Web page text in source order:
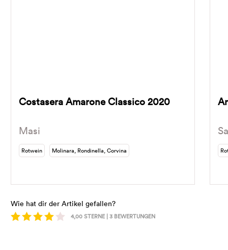
Costasera Amarone Classico 2020
Masi
Rotwein Molinara, Rondinella, Corvina
Wie hat dir der Artikel gefallen?
4,00STERNE | 3 BEWERTUNGEN